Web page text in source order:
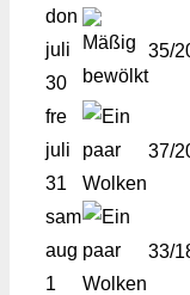
don
juli
30
35/
fre
juli
31
37/
sam
aug
1
33/